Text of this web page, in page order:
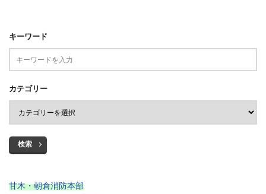
キーワード
カテゴリー
検索
甘木・朝倉消防本部